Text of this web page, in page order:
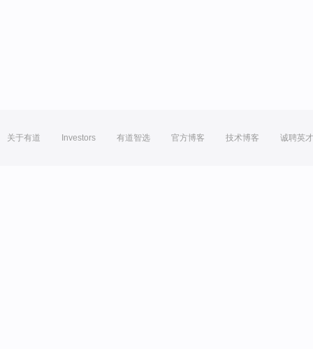
关于有道 Investors 有道智选 官方博客 技术博客 诚聘英才